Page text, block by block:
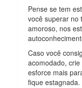
Pense se tem
você superar no
amoroso, nos
Caso você
acomodado,
esforce mais
fique estagnada.